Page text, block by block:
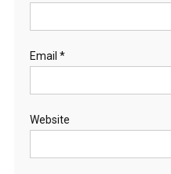
Email *
Website